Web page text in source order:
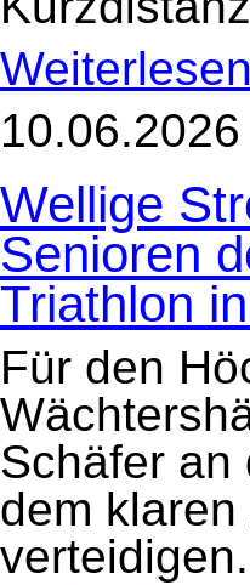
Wellige
Senioren
Triathlon
Für den
Schäfer an
dem
verteidigen.